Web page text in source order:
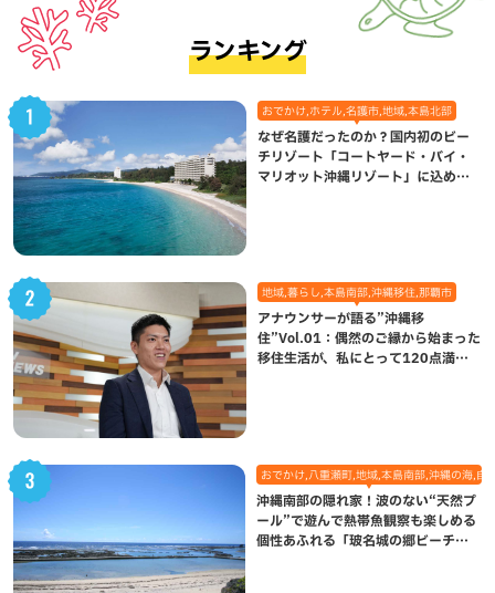
ランキング
おでかけ,ホテル,名護市,地域,本島北部
なぜ名護だったのか？国内初のビー
チリゾート「コートヤード・バイ・
マリオット沖縄リゾート」に込めら
地域,暮らし,本島南部,沖縄移住,那覇市
アナウンサーが語る”沖縄移
住”Vol.01：偶然のご縁から始まった
移住生活が、私にとって120点満点
おでかけ,八重瀬町,地域,本島南部,沖縄の海,自
沖縄南部の隠れ家！波のない“天然プ
ール”で遊んで熱帯魚観察も楽しめる
個性あふれる「玻名城の郷ビーチ」